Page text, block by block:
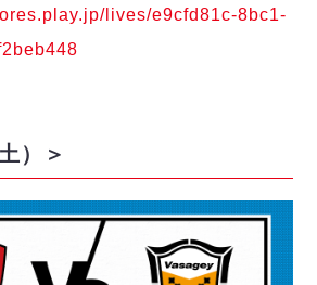
lives/e9cfd81c-8bc1-
）＞